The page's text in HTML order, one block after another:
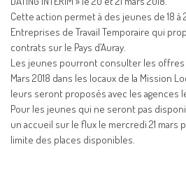
Cette action permet à des jeunes de 18
Entreprises de Travail Temporaire qui
contrats sur le Pays d’Auray.
Les jeunes pourront consulter les offres
Mars 2018 dans les locaux de la Mission
leurs seront proposés avec les agences le
Pour les jeunes qui ne seront pas
un accueil sur le flux le mercredi 21 mars
limite des places disponibles.